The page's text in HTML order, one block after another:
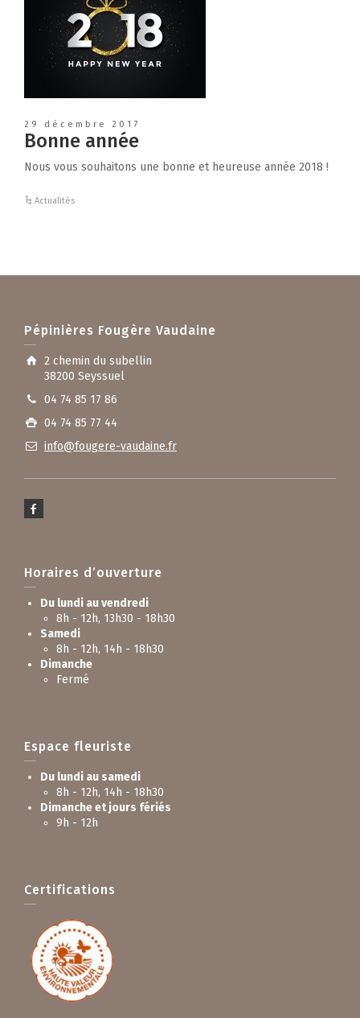
29 décembre 2017
Bonne année
Nous vous souhaitons une bonne et heureuse année 2018 !
Actualités
Pépinières Fougère Vaudaine
2 chemin du subellin
38200 Seyssuel
04 74 85 17 86
04 74 85 77 44
info@fougere-vaudaine.fr
Horaires d’ouverture
Du lundi au vendredi
8h - 12h, 13h30 - 18h30
Samedi
8h - 12h, 14h - 18h30
Dimanche
Fermé
Espace fleuriste
Du lundi au samedi
8h - 12h, 14h - 18h30
Dimanche et jours fériés
9h - 12h
Certifications